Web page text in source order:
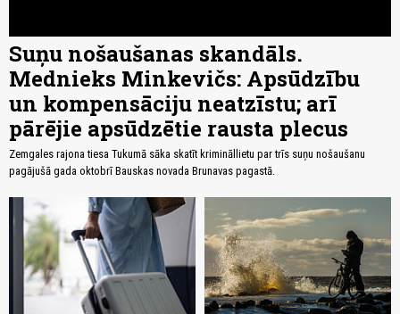
Suņu nošaušanas skandāls.
Mednieks Minkevičs: Apsūdzību
un kompensāciju neatzīstu; arī
pārējie apsūdzētie rausta plecus
Zemgales rajona tiesa Tukumā sāka skatīt krimināllietu par trīs suņu nošaušanu
pagājušā gada oktobrī Bauskas novada Brunavas pagastā.